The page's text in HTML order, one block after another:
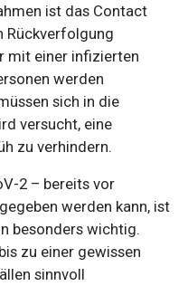
ist das Contact
Rückverfolgung
mit einer infizierten
werden
sich in die
versucht, eine
zu verhindern.
2 – bereits vor
werden kann, ist
besonders wichtig.
zu einer gewissen
sinnvoll